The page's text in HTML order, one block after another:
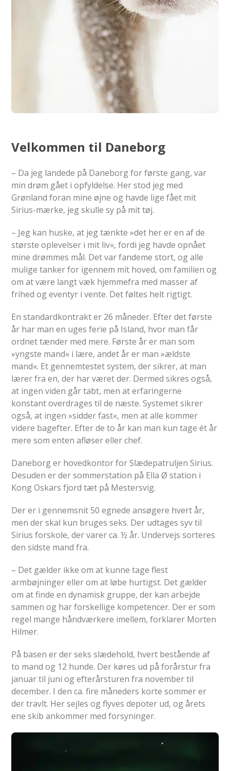
Velkommen til Daneborg
– Da jeg landede på Daneborg for første gang, var
min drøm gået i opfyldelse. Her stod jeg med
Grønland foran mine øjne og havde lige fået mit
Sirius-mærke, jeg skulle sy på mit tøj.
– Jeg kan huske, at jeg tænkte »det her er en af de
største oplevelser i mit liv«, fordi jeg havde opnået
mine drømmes mål. Det var fandeme stort, og alle
mulige tanker for igennem mit hoved, om familien og
om at være langt væk hjemmefra med masser af
frihed og eventyr i vente. Det føltes helt rigtigt.
En standardkontrakt er 26 måneder. Efter det første
år har man en uges ferie på Island, hvor man får
ordnet tænder med mere. Første år er man som
»yngste mand« i lære, andet år er man »ældste
mand«. Et gennemtestet system, der sikrer, at man
lærer fra en, der har været der. Dermed sikres også,
at ingen viden går tabt, men at erfaringerne
konstant overdrages til de næste. Systemet sikrer
også, at ingen »sidder fast«, men at alle kommer
videre bagefter. Efter de to år kan man kun tage ét år
mere som enten afløser eller chef.
Daneborg er hovedkontor for Slædepatruljen Sirius.
Desuden er der sommerstation på Ella Ø station i
Kong Oskars fjord tæt på Mestersvig.
Der er i gennemsnit 50 egnede ansøgere hvert år,
men der skal kun bruges seks. Der udtages syv til
Sirius forskole, der varer ca. ½ år. Undervejs sorteres
den sidste mand fra.
– Det gælder ikke om at kunne tage flest
armbøjninger eller om at løbe hurtigst. Det gælder
om at finde en dynamisk gruppe, der kan arbejde
sammen og har forskellige kompetencer. Der er som
regel mange håndværkere imellem, forklarer Morten
Hilmer.
På basen er der seks slædehold, hvert bestående af
to mand og 12 hunde. Der køres ud på forårstur fra
januar til juni og efterårsturen fra november til
december. I den ca. fire måneders korte sommer er
der travlt. Her sejles og flyves depoter ud, og årets
ene skib ankommer med forsyninger.